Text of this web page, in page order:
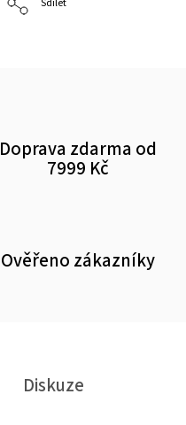
Sdílet
Doprava zdarma od
7999 Kč
Ověřeno zákazníky
Diskuze